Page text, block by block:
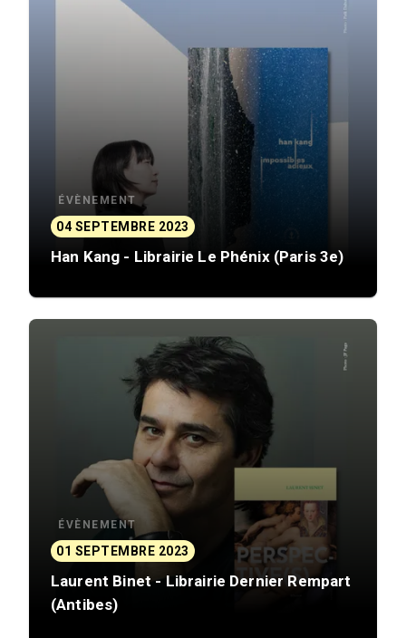
ÉVÈNEMENT
04 SEPTEMBRE 2023
Han Kang - Librairie Le Phénix (Paris 3e)
ÉVÈNEMENT
01 SEPTEMBRE 2023
Laurent Binet - Librairie Dernier Rempart
(Antibes)